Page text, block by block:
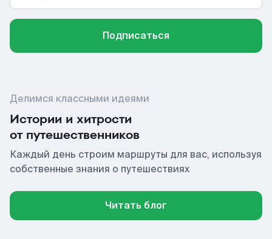
Подписаться
Делимся классными идеями
Истории и хитрости
от путешественников
Каждый день строим маршруты для вас, используя
собственные знания о путешествиях
Читать блог